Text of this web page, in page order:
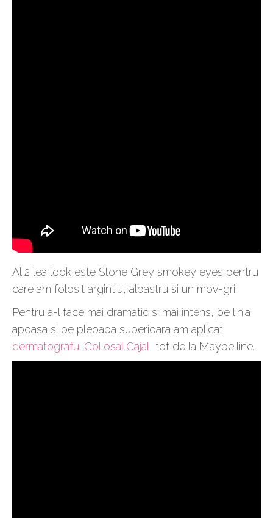
Al 2 lea look este Stone Grey smokey eyes pentru
care am folosit argintiu, albastru si un mov-gri.
Pentru a-l face mai dramatic si mai intens, pe linia
apoasa si pe pleoapa superioara am aplicat
dermatograful Collosal Cajal, tot de la Maybelline.